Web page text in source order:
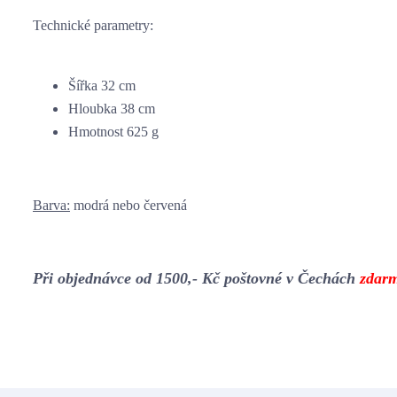
Technické parametry:
Šířka 32 cm
Hloubka 38 cm
Hmotnost 625 g
Barva: modrá nebo červená
Při objednávce od 1500,- Kč poštovné v Čechách